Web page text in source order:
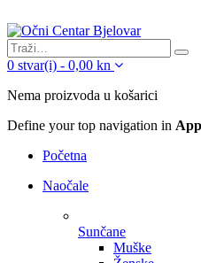
0 stvar(i) - 0,00 kn
Nema proizvoda u košarici
Define your top navigation in
Početna
Naočale
Sunčane
Muške